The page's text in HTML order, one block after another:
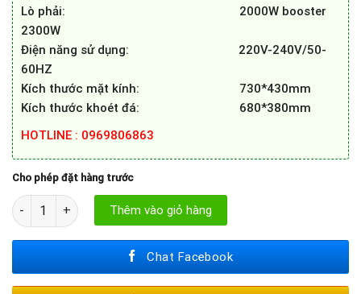
Lò phải: 2000W booster
2300W
Điện năng sử dụng: 220V-240V/50-
60HZ
Kích thước mặt kính: 730*430mm
Kích thước khoét đá: 680*380mm
HOTLINE : 0969806863
Cho phép đặt hàng trước
BẾP TỪ FASTER FS 399I PLUS số lượng
Thêm vào giỏ hàng
Chat Facebook